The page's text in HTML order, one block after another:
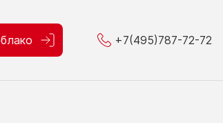
+7(495)787-72-72